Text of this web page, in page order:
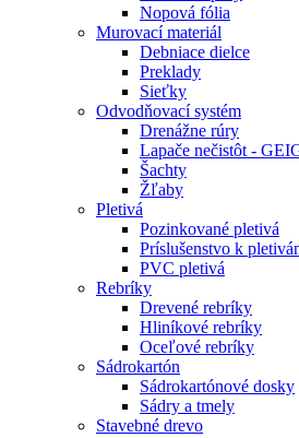
Nopová fólia
Murovací materiál
Debniace dielce
Preklady
Sieťky
Odvodňovací systém
Drenážne rúry
Lapače nečistôt -
Šachty
Žľaby
Pletivá
Pozinkované pletivá
Príslušenstvo k
PVC pletivá
Rebríky
Drevené rebríky
Hliníkové rebríky
Oceľové rebríky
Sádrokartón
Sádrokartónové dosky
Sádry a tmely
Stavebné drevo